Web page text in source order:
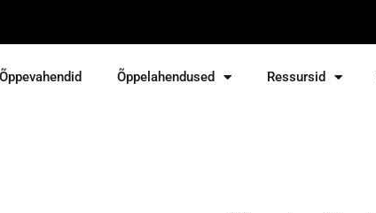
Õppevahendid Õppelahendused Ressursid
Sign in Sign up